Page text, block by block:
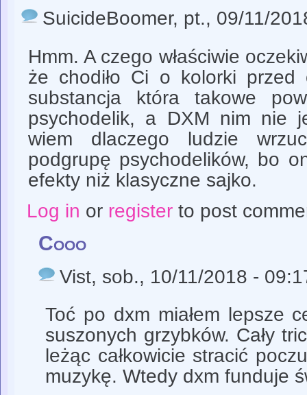
SuicideBoomer, pt., 09/11/
Hmm. A czego właściwie
że chodiło Ci o kolorki
substancja która takowe
psychodelik, a DXM nim nie
wiem dlaczego ludzie
podgrupę psychodelików, bo
efekty niż klasyczne sajko.
Log in or registerto post
Cooo
Vist, sob., 10/11/2018 -
Toć po dxm miałem lepsze
suszonych grzybków. Cały
leżąc całkowicie stracić
muzykę. Wtedy dxm funduje